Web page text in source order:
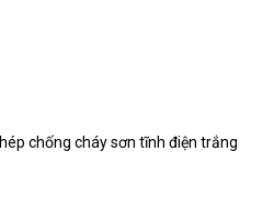
chống cháy sơn tĩnh điện trắng